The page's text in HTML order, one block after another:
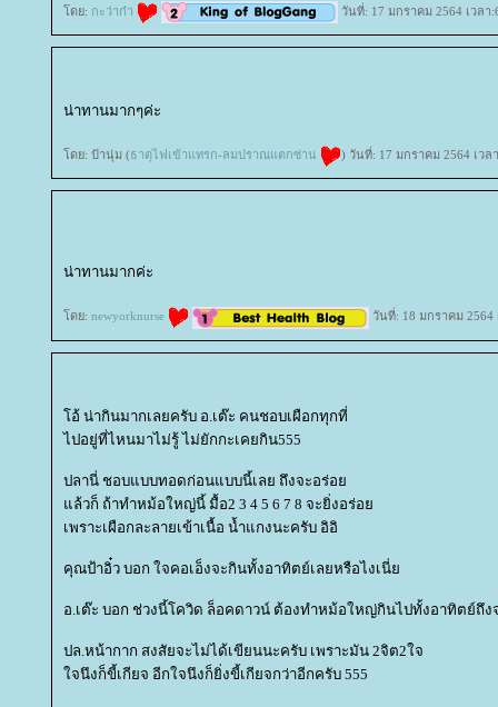
ดย: กะว่าก๋า วันที่: 17 มกราคม 2564 เวลา
น่าทานมากๆค่ะ
ดย: ป้านุ่ม (ธาตุไฟเข้าแทรก-ลมปราณแตกซ่าน ) วันที่: 17 มกราคม 2564 เวล
น่าทานมากค่ะ
ดย: newyorknurse วันที่: 18 มกราคม 2564
อ้ น่ากินมากเลยครับ อ.เต๊ะ คนชอบเผือกทุกที่
ไปอยู่ที่ไหนมาไม่รู้ ไม่ยักกะเคยกิน555
ปลานี่ ชอบแบบทอดก่อนแบบนี้เลย ถึงจะอร่อ
ล้วก็ ถ้าทำหม้อใหญ่นี้ มื้อ2 3 4 5 6 7 8 จะยิ่งอร่อ
เพราะเผือกละลายเข้าเนื้อ น้ำแกงนะครับ อิอิ
คุณป้าอิ๋ว บอก ใจคอเอ็งจะกินทั้งอาทิตย์เลยหรือไงเนี่
อ.เต๊ะ บอก ช่วงนี้โควิด ล็อคดาวน์ ต้องทำหม้อใหญ่กินไปทั้งอาทิตย์ถึง
ปล.หน้ากาก สงสัยจะไม่ได้เขียนนะครับ เพราะมัน 2จิต2ใจ
จนึงก็ขี้เกียจ อีกใจนึงก็ยิ่งขี้เกียจกว่าอีกครับ 555